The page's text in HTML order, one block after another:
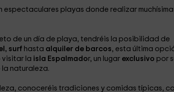
espectaculares playas donde realizar
de un día de playa, tendréis la posibilidad de
surfhasta alquiler de barcos, esta última
visitar la isla Espalmador, un lugar exclusivo por
naturaleza.
conoceréis tradiciones y comidas típicas,